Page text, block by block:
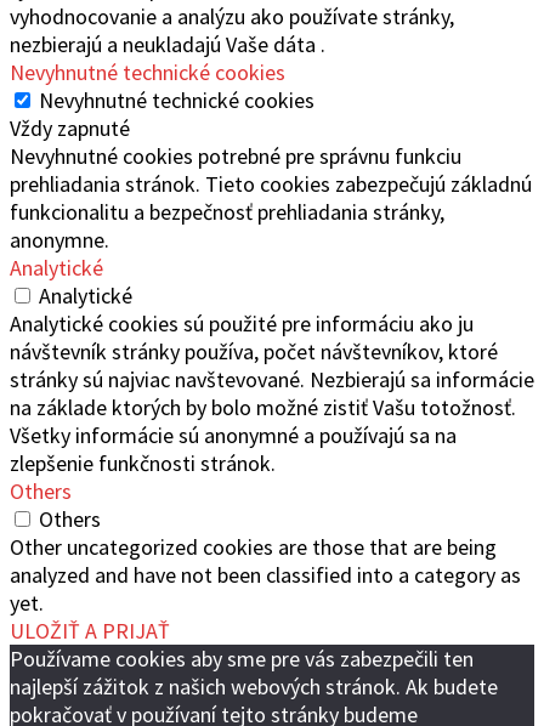
vyhodnocovanie a analýzu ako používate stránky,
nezbierajú a neukladajú Vaše dáta .
Nevyhnutné technické cookies
Nevyhnutné technické cookies
Vždy zapnuté
Nevyhnutné cookies potrebné pre správnu funkciu
prehliadania stránok. Tieto cookies zabezpečujú základnú
funkcionalitu a bezpečnosť prehliadania stránky,
anonymne.
Analytické
Analytické
Analytické cookies sú použité pre informáciu ako ju
návštevník stránky používa, počet návštevníkov, ktoré
stránky sú najviac navštevované. Nezbierajú sa informácie
na základe ktorých by bolo možné zistiť Vašu totožnosť.
Všetky informácie sú anonymné a používajú sa na
zlepšenie funkčnosti stránok.
Others
Others
Other uncategorized cookies are those that are being
analyzed and have not been classified into a category as
yet.
ULOŽIŤ A PRIJAŤ
Používame cookies aby sme pre vás zabezpečili ten
najlepší zážitok z našich webových stránok. Ak budete
pokračovať v používaní tejto stránky budeme